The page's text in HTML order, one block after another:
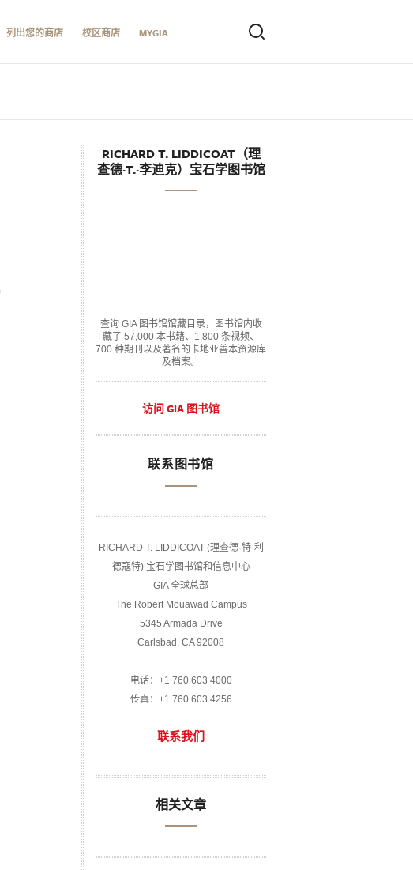
列出您的商店 校区商店 MYGIA
RICHARD T. LIDDICOAT（理
查德·T.·李迪克）宝石学图书馆
查询 GIA 图书馆馆藏目录，图书馆内收
藏了 57,000 本书籍、1,800 条视频、
700 种期刊以及著名的卡地亚善本资源库
及档案。
访问 GIA 图书馆
联系图书馆
RICHARD T. LIDDICOAT (理查德·特·利
德寇特) 宝石学图书馆和信息中心
GIA 全球总部
The Robert Mouawad Campus
5345 Armada Drive
Carlsbad, CA 92008
电话：+1 760 603 4000
传真：+1 760 603 4256
联系我们
相关文章